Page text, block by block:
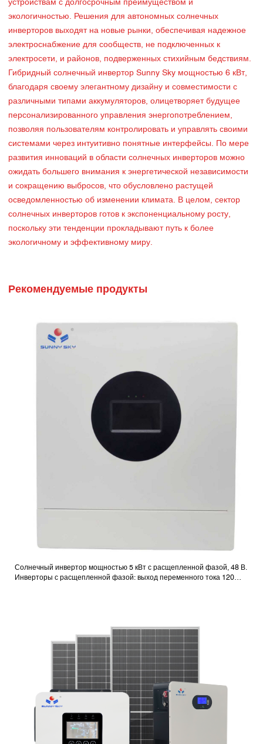
устройствам с долгосрочным преимуществом и
экологичностью. Решения для автономных солнечных
инверторов выходят на новые рынки, обеспечивая надежное
электроснабжение для сообществ, не подключенных к
электросети, и районов, подверженных стихийным бедствиям.
Гибридный солнечный инвертор Sunny Sky мощностью 6 кВт,
благодаря своему элегантному дизайну и совместимости с
различными типами аккумуляторов, олицетворяет будущее
персонализированного управления энергопотреблением,
позволяя пользователям контролировать и управлять своими
системами через интуитивно понятные интерфейсы. По мере
развития инноваций в области солнечных инверторов можно
ожидать большего внимания к энергетической независимости
и сокращению выбросов, что обусловлено растущей
осведомленностью об изменении климата. В целом, сектор
солнечных инверторов готов к экспоненциальному росту,
поскольку эти тенденции прокладывают путь к более
экологичному и эффективному миру.
Рекомендуемые продукты
Солнечный инвертор мощностью 5 кВт с расщепленной фазой, 48 В.
Инверторы с расщепленной фазой: выход переменного тока 120